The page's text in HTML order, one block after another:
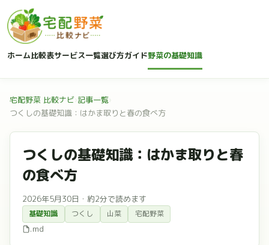
ホーム比較表サービス一覧選び方ガイド野菜の基礎知識
宅配野菜 比較ナビ›記事一覧›
つくしの基礎知識：はかま取りと春の食べ方
つくしの基礎知識：はかま取りと春
の食べ方
2026年5月30日 ・ 約2分で読めます
基礎知識 つくし 山菜 宅配野菜
.md